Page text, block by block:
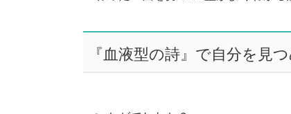
『血液型の詩』で自分を見